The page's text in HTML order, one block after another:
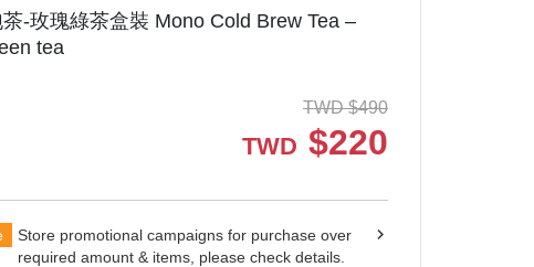
-玫瑰綠茶盒裝 Mono Cold Brew Tea –
tea
TWD $490
TWD $220
Store promotional campaigns for purchase over
required amount & items, please check details.